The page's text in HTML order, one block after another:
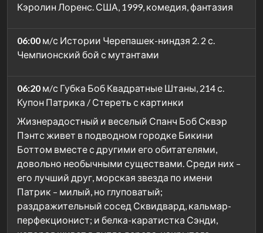
Кэролин Лоренс. США, 1999, комедия, фантазия
06:00 м/с Истории Черепашек-ниндзя 2. 2 с.
Чемпионский бой с мутантами
06:20 м/с Губка Боб Квадратные Штаны, 214 с.
Купон Патрика / Стереть с картинки
Жизнерадостный и веселый Спанч Боб Сквэр
Пэнтс живет в подводном городке Бикини
Боттом вместе с другими его обитателями,
довольно необычными существами. Среди них –
его лучший друг, морская звезда по имени
Патрик – милый, но глуповатый;
раздражительный сосед Сквидвард, кальмар-
перфекционист; и белка-каратистка Сэнди,